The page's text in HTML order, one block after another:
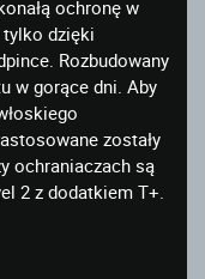
ochronę w
tylko dzięki
Rozbudowany
w gorące dni. Aby
zostały
ochraniaczach są
2 z dodatkiem T+.